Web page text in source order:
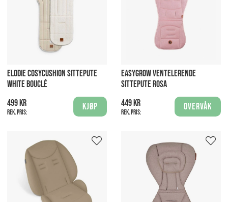
ELODIE COSYCUSHION SITTEPUTE
WHITE BOUCLÉ
499 kr
Rek. pris:
Kjøp
EASYGROW VENTELERENDE
SITTEPUTE ROSA
449 kr
Rek. pris:
Overvåk